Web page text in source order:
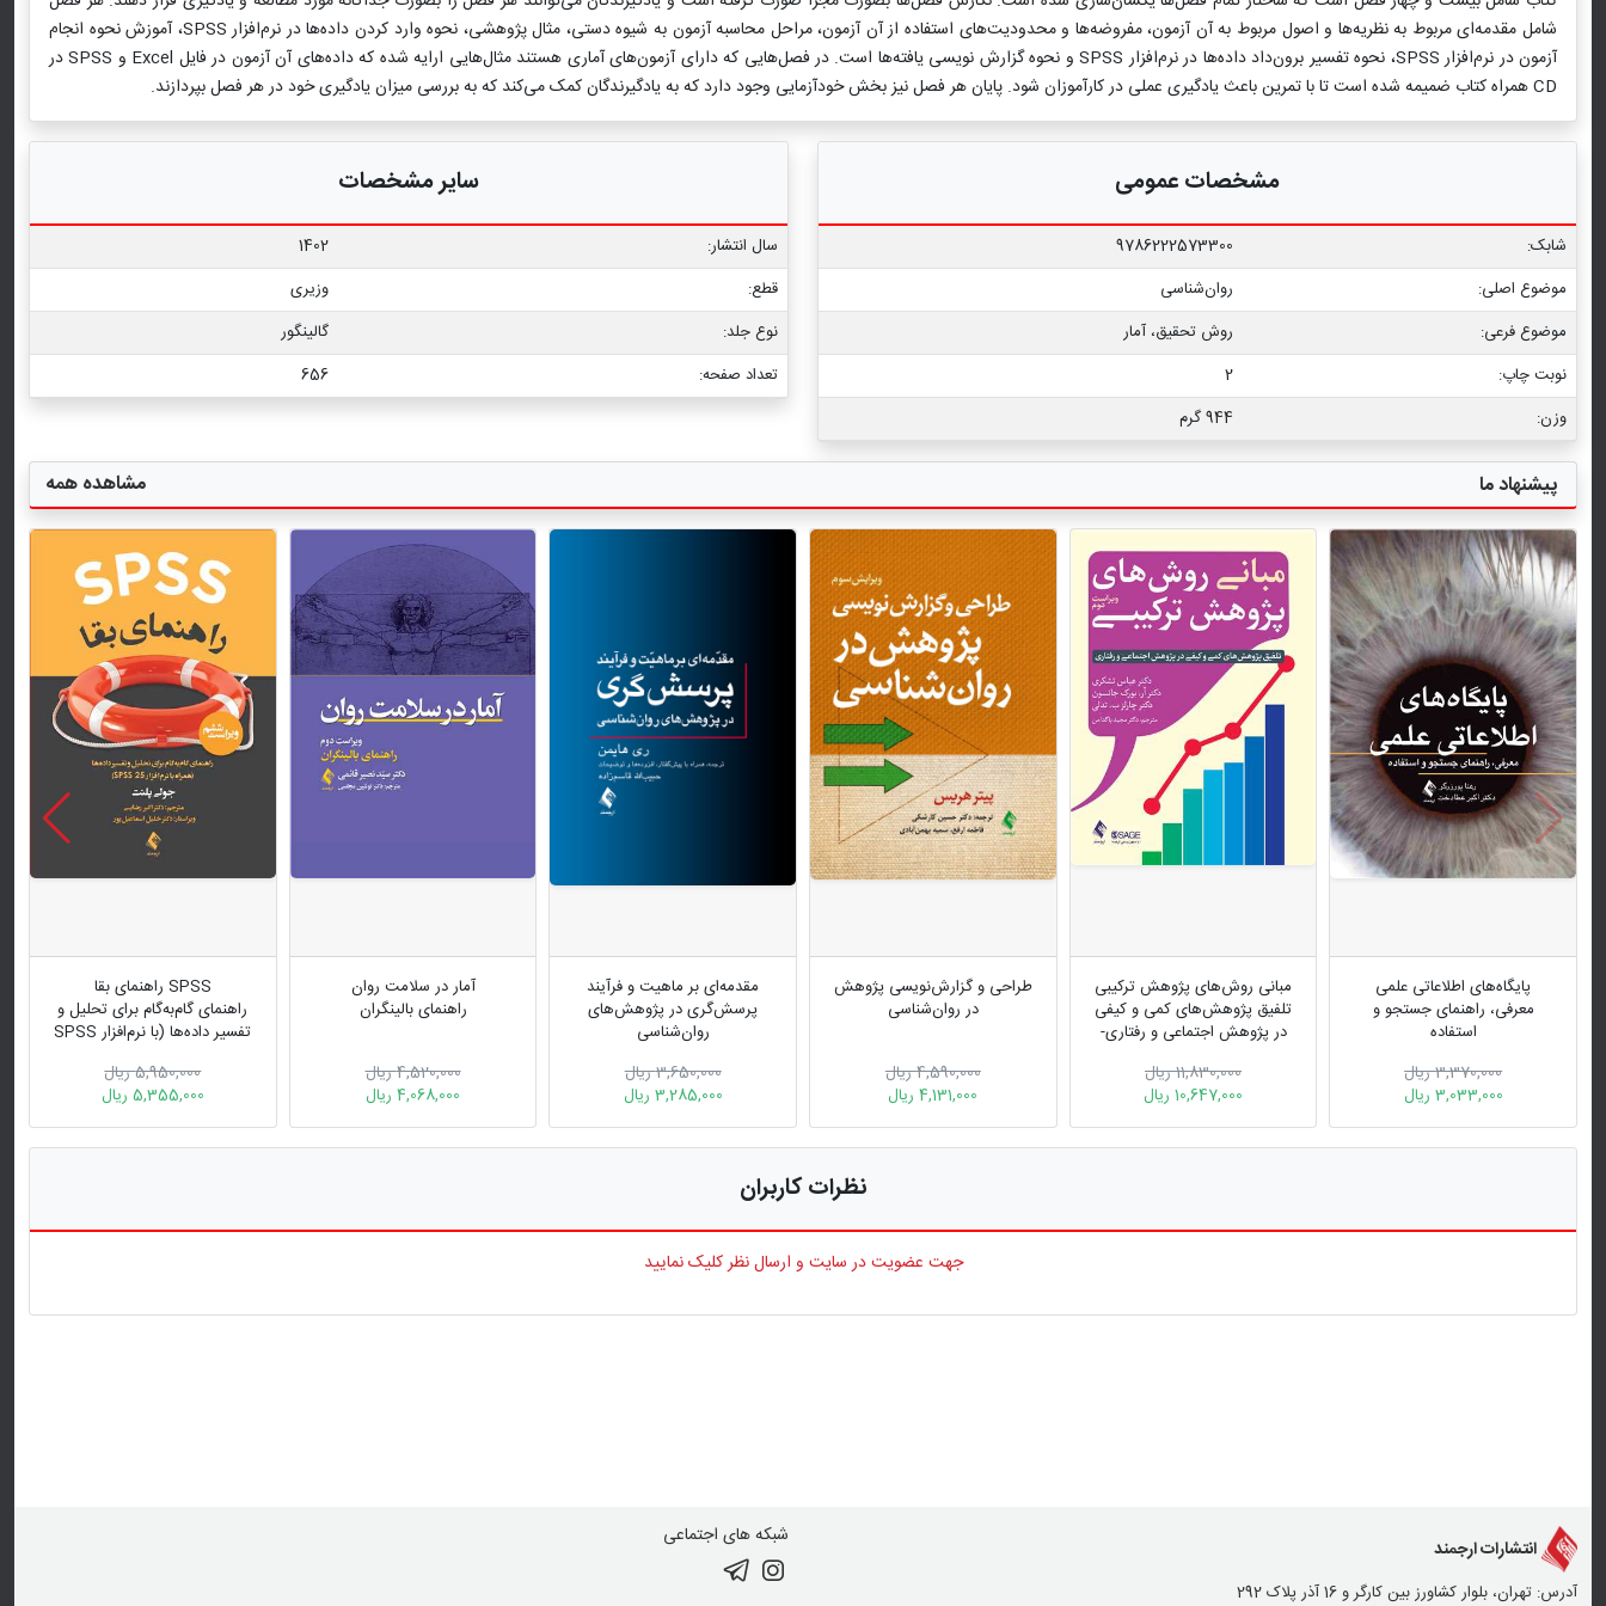
شامل مقدمه‌ای مربوط به نظریه‌ها و اصول مربوط به آن آزمون، مفروضه‌ها و محدودیت‌های استفاده از آن آزمون، مراحل محاسبه آزمون به شیوه دستی، مثال پژوهشی، نحوه وارد کردن داده‌ها در نرم‌افزار SPSS، آموزش نحوه انجام
آزمون در نرم‌افزار SPSS، نحوه تفسیر برون‌داد داده‌ها در نرم‌افزار SPSS و نحوه گزارش نویسی یافته‌ها است. در فصل‌هایی که دارای آزمون‌های آماری هستند مثال‌هایی ارایه شده که داده‌های آن آزمون در فایل Excel و SPSS در
CD همراه کتاب ضمیمه شده است تا با تمرین باعث یادگیری عملی در کارآموزان شود. پایان هر فصل نیز بخش خودآزمایی وجود دارد که به یادگیرندگان کمک می‌کند که به بررسی میزان یادگیری خود در هر فصل بپردازند.
مشخصات عمومی
شابک:
9786222573300
موضوع اصلی:
روان‌شناسی
موضوع فرعی:
روش تحقیق، آمار
نوبت چاپ:
2
وزن:
944 گرم
سایر مشخصات
سال انتشار:
1402
قطع:
وزیری
نوع جلد:
گالینگور
تعداد صفحه:
656
پیشنهاد ما مشاهده همه
پایگاه‌های اطلاعاتی علمی
معرفی، راهنمای جستجو و
استفاده
3,370,000 ریال
3,033,000 ریال
مبانی روش‌های پژوهش ترکیبی
تلفیق پژوهش‌های کمی و کیفی
در پژوهش اجتماعی و رفتاری-
11,830,000 ریال
10,647,000 ریال
طراحی و گزارش‌نویسی پژوهش
در روان‌شناسی
4,590,000 ریال
4,131,000 ریال
مقدمه‌ای بر ماهیت و فرآیند
پرسش‌گری در پژوهش‌های
روان‌شناسی
3,650,000 ریال
3,285,000 ریال
آمار در سلامت روان
راهنمای بالینگران
4,520,000 ریال
4,068,000 ریال
SPSS راهنمای بقا
راهنمای گام‌به‌گام برای تحلیل و
تفسیر داده‌ها (با نرم‌افزار SPSS
5,950,000 ریال
5,355,000 ریال
نظرات کاربران
جهت عضویت در سایت و ارسال نظر کلیک نمایید
انتشارات ارجمند
آدرس: تهران، بلوار کشاورز بین کارگر و 16 آذر پلاک 292
شبکه های اجتماعی